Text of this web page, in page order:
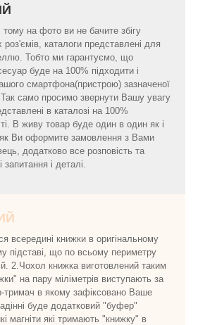
на фото ви не бачите збігу
роз'ємів, каталоги представлені для
Тобто ми гарантуємо, що
буде на 100% підходити і
смартфона(пристрою) зазначеної
Так само просимо звернути Вашу увагу
в каталозі на 100%
В живу товар буде один в один як і
Ви оформите замовлення з Вами
додатково все розповість та
запитання і деталі.
всередині книжки в оригінальному
підставі, що по всьому периметру
2.Чохол книжка виготовлений таким
на пару міліметрів виступають за
тримач в якому зафіксовано Ваше
буде додатковий "буфер"
магніти які тримають "книжку" в